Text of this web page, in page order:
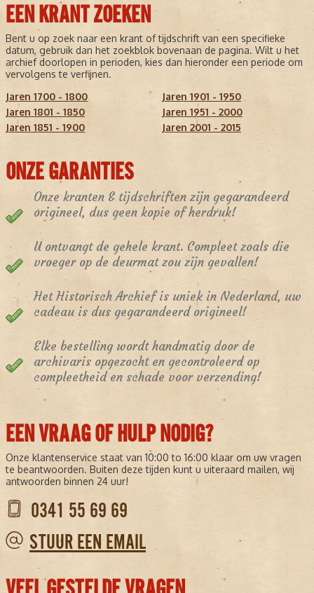
EEN KRANT ZOEKEN
Bent u op zoek naar een krant of tijdschrift van een specifieke
datum, gebruik dan het zoekblok bovenaan de pagina. Wilt u het
archief doorlopen in perioden, kies dan hieronder een periode om
vervolgens te verfijnen.
Jaren 1700 - 1800
Jaren 1801 - 1850
Jaren 1851 - 1900
Jaren 1901 - 1950
Jaren 1951 - 2000
Jaren 2001 - 2015
ONZE GARANTIES
Onze kranten & tijdschriften zijn gegarandeerd
origineel, dus geen kopie of herdruk!
U ontvangt de gehele krant. Compleet zoals die
vroeger op de deurmat zou zijn gevallen!
Het Historisch Archief is uniek in Nederland, uw
cadeau is dus gegarandeerd origineel!
Elke bestelling wordt handmatig door de
archivaris opgezocht en gecontroleerd op
compleetheid en schade voor verzending!
EEN VRAAG OF HULP NODIG?
Onze klantenservice staat van 10:00 to 16:00 klaar om uw vragen
te beantwoorden. Buiten deze tijden kunt u uiteraard mailen, wij
antwoorden binnen 24 uur!
0341 55 69 69
STUUR EEN EMAIL